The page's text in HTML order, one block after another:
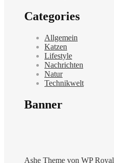
Categories
Allgemein
Katzen
Lifestyle
Nachrichten
Natur
Technikwelt
Banner
Ashe Theme von WP Royal